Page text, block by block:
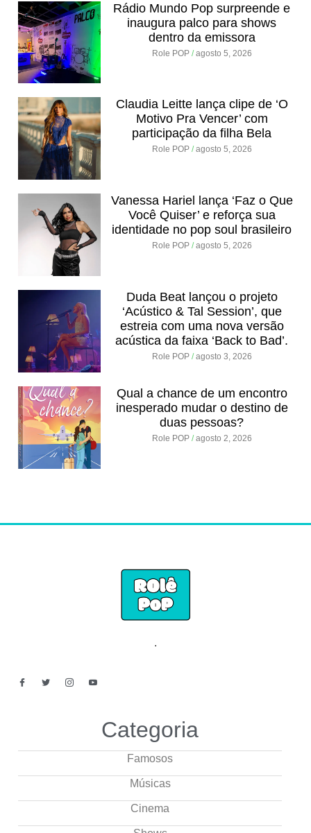
Rádio Mundo Pop surpreende e
inaugura palco para shows
dentro da emissora
Role POP agosto 5, 2026
Claudia Leitte lança clipe de ‘O
Motivo Pra Vencer’ com
participação da filha Bela
Role POP agosto 5, 2026
Vanessa Hariel lança ‘Faz o Que
Você Quiser’ e reforça sua
identidade no pop soul brasileiro
Role POP agosto 5, 2026
Duda Beat lançou o projeto
‘Acústico & Tal Session’, que
estreia com uma nova versão
acústica da faixa ‘Back to Bad’.
Role POP agosto 3, 2026
Qual a chance de um encontro
inesperado mudar o destino de
duas pessoas?
Role POP agosto 2, 2026
.
Categoria
Famosos
Músicas
Cinema